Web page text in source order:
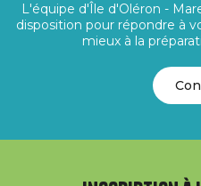
L'équipe d'Île d'Oléron -
disposition pour répondre à
mieux à la